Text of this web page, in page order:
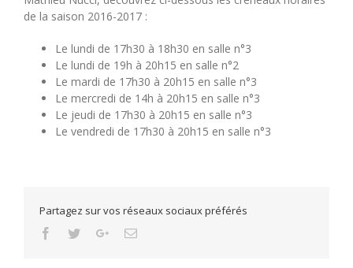
de la saison 2016-2017 :
Le lundi de 17h30 à 18h30 en salle n°3
Le lundi de 19h à 20h15 en salle n°2
Le mardi de 17h30 à 20h15 en salle n°3
Le mercredi de 14h à 20h15 en salle n°3
Le jeudi de 17h30 à 20h15 en salle n°3
Le vendredi de 17h30 à 20h15 en salle n°3
Partagez sur vos réseaux sociaux préférés
Facebook
TwitterGoogle+Email